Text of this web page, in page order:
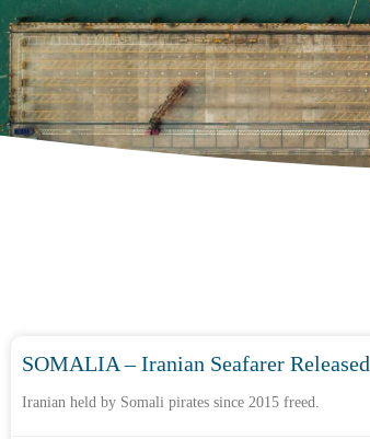
SOMALIA – Iranian Seafarer Released
Iranian held by Somali pirates since 2015 freed.